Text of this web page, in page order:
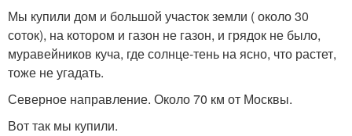
Мы купили дом и большой участок земли ( около 30
соток), на котором и газон не газон, и грядок не было,
муравейников куча, где солнце-тень на ясно, что растет,
тоже не угадать.
Северное направление. Около 70 км от Москвы.
Вот так мы купили.